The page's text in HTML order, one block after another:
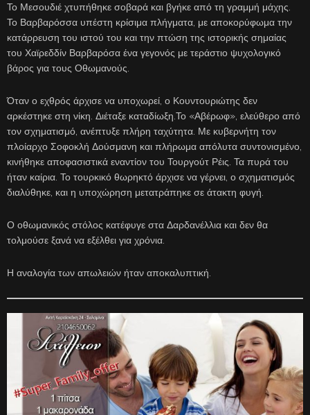
Το Μεσουδιέ χτυπήθηκε σοβαρά και βγήκε από τη γραμμή μάχης.
Το Βαρβαρόσσα υπέστη κρίσιμα πλήγματα, με αποκορύφωμα την
κατάρρευση του ιστού του και την πτώση της ιστορικής σημαίας
του Χαϊρεδδίν Βαρβαρόσα ένα γεγονός με τεράστιο ψυχολογικό
βάρος για τους Οθωμανούς.
Όταν ο εχθρός άρχισε να υποχωρεί, ο Κουντουριώτης δεν
αρκέστηκε στη νίκη. Διέταξε καταδίωξη.Το «Αβέρωφ», ελεύθερο από
τον σχηματισμό, ανέπτυξε πλήρη ταχύτητα. Με κυβερνήτη τον
πλοίαρχο Σοφοκλή Δούσμανη και πλήρωμα απόλυτα συντονισμένο,
κινήθηκε αποφασιστικά εναντίον του Τουργούτ Ρέις. Τα πυρά του
ήταν καίρια. Το τουρκικό θωρηκτό άρχισε να γέρνει, ο σχηματισμός
διαλύθηκε, και η υποχώρηση μετατράπηκε σε άτακτη φυγή.
Ο οθωμανικός στόλος κατέφυγε στα Δαρδανέλλια και δεν θα
τολμούσε ξανά να εξέλθει για χρόνια.
Η αναλογία των απωλειών ήταν αποκαλυπτική.